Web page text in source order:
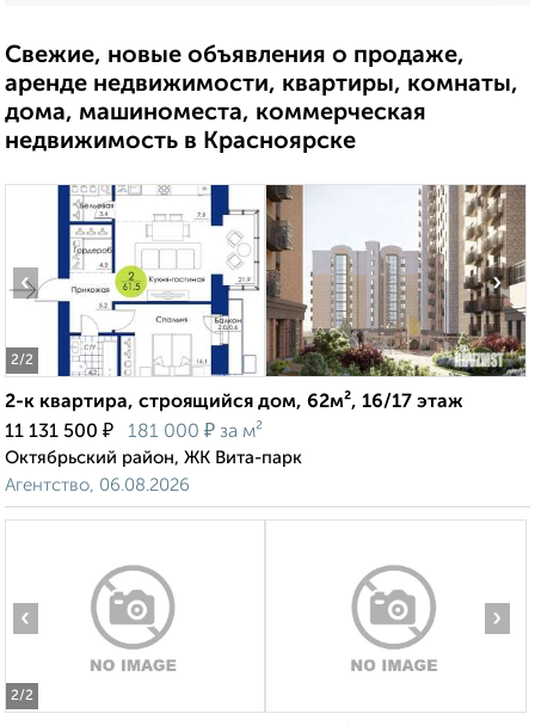
Свежие, новые объявления о продаже,
аренде недвижимости, квартиры, комнаты,
дома, машиноместа, коммерческая
недвижимость в Красноярске
2/2
‹ ›
2-к квартира, строящийся дом, 62м², 16/17 этаж
11 131 500 ₽ 181 000 ₽ за м²
Октябрьский район, ЖК Вита-парк
Агентство, 06.08.2026
2/2
‹ ›